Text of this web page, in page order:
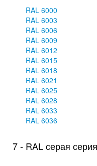
RAL 6000
RAL 6003
RAL 6006
RAL 6009
RAL 6012
RAL 6015
RAL 6018
RAL 6021
RAL 6025
RAL 6028
RAL 6033
RAL 6036
7 - RAL серая серия